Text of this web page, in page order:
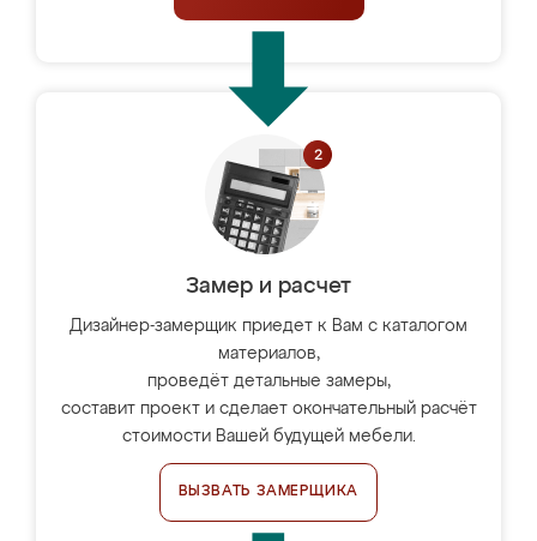
Замер и расчет
Дизайнер-замерщик приедет к Вам с каталогом
материалов,
проведёт детальные замеры,
составит проект и сделает окончательный расчёт
стоимости Вашей будущей мебели.
ВЫЗВАТЬ ЗАМЕРЩИКА